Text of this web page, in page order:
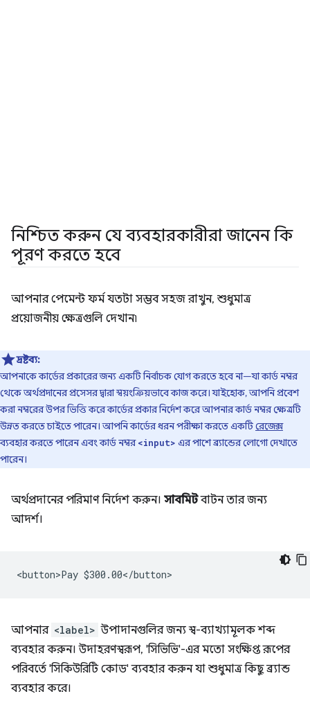
নিশ্চিত করুন যে ব্যবহারকারীরা জানেন কি
পূরণ করতে হবে
আপনার পেমেন্ট ফর্ম যতটা সম্ভব সহজ রাখুন, শুধুমাত্র
প্রয়োজনীয় ক্ষেত্রগুলি দেখান৷
দ্রষ্টব্য:
আপনাকে কার্ডের প্রকারের জন্য একটি নির্বাচক যোগ করতে হবে না—যা কার্ড নম্বর
থেকে অর্থপ্রদানের প্রসেসর দ্বারা স্বয়ংক্রিয়ভাবে কাজ করে। যাইহোক, আপনি প্রবেশ
করা নম্বরের উপর ভিত্তি করে কার্ডের প্রকার নির্দেশ করে আপনার কার্ড নম্বর ক্ষেত্রটি
উন্নত করতে চাইতে পারেন। আপনি কার্ডের ধরন পরীক্ষা করতে একটিরেজেক্স
ব্যবহার করতে পারেন এবং কার্ড নম্বর<input> এর পাশে ব্র্যান্ডের লোগো দেখাতে
পারেন।
অর্থপ্রদানের পরিমাণ নির্দেশ করুন। সাবমিটবাটন তার জন্য
আদর্শ।
আপনার <label> উপাদানগুলির জন্য স্ব-ব্যাখ্যামূলক শব্দ
ব্যবহার করুন। উদাহরণস্বরূপ, 'সিভিভি'-এর মতো সংক্ষিপ্ত রূপের
পরিবর্তে 'সিকিউরিটি কোড' ব্যবহার করুন যা শুধুমাত্র কিছু ব্র্যান্ড
ব্যবহার করে।